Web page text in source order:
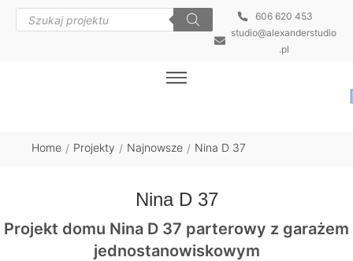
606 620 453
studio@alexanderstudio
.pl
Home / Projekty / Najnowsze / Nina D 37
Nina D 37
Projekt domu Nina D 37 parterowy z garażem
jednostanowiskowym